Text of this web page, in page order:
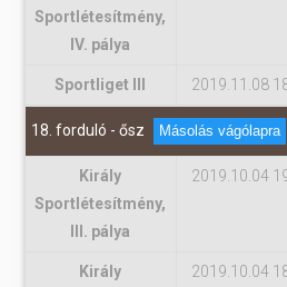
Sportlétesítmény,
IV. pálya
Sportliget III 2019.11.08
18. forduló - ősz Másolás vágólapra
Király
Sportlétesítmény,
III. pálya
2019.10.04
Király 2019.10.04